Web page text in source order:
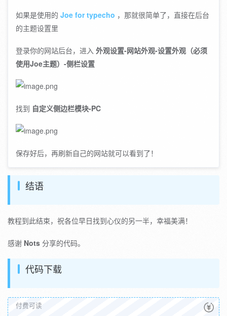
如果是使用的 Joe for typecho ，那就很简单了，直接在后台
的主题设置里
登录你的网站后台，进入 外观设置-网站外观-设置外观（必须
使用Joe主题）-侧栏设置
找到 自定义侧边栏模块-PC
保存好后，再刷新自己的网站就可以看到了！
结语
教程到此结束，祝各位早日找到心仪的另一半，幸福美满！
感谢 Nots 分享的代码。
代码下载
付费可读